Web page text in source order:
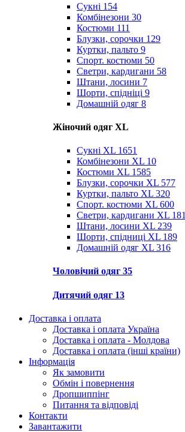
Сукні 154
Комбінезони 30
Костюми 111
Блузки, сорочки 129
Куртки, пальто 9
Спорт. костюми 50
Светри, кардигани 58
Штани, лосини 7
Шорти, спідніці 9
Домашній одяг 8
Жіночий одяг XL
Cукні XL 1651
Комбінезони XL 10
Костюми XL 1585
Блузки, сорочки XL 577
Куртки, пальто XL 320
Спорт. костюми XL 600
Светри, кардигани XL 181
Штани, лосини XL 239
Шорти, спідниці XL 189
Домашній одяг XL 316
Чоловічий одяг 35
Дитячий одяг 13
Доставка і оплата
Доставка і оплата Україна
Доставка і оплата - Молдова
Доставка і оплата (інші країни)
Інформація
Як замовити
Обмін і повернення
Дропшиппінг
Питання та відповіді
Контакти
Завантажити